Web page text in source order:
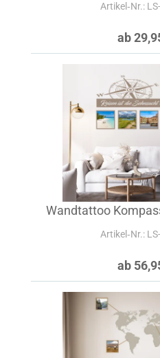
Artikel‑Nr.:
ab
Wandtattoo
Artikel‑Nr.:
ab